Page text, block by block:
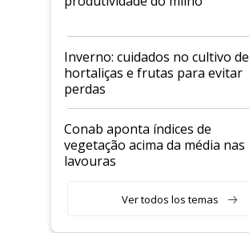
Inverno: cuidados no cultivo de
hortaliças e frutas para evitar
perdas
Conab aponta índices de
vegetação acima da média nas
lavouras
Ver todos los temas